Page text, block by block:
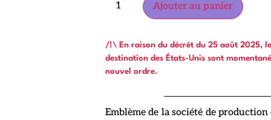
Ajouter au panier
/!\ En raison du décrét du 25 août 2025,
destination des États-Unis sont
nouvel ordre.
Emblème de la société de production